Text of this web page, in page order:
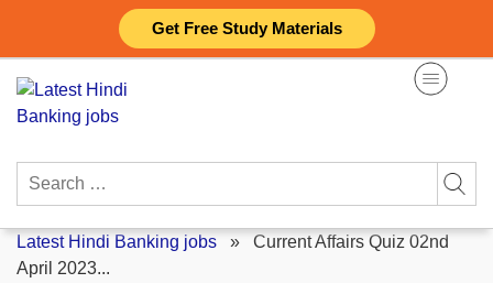
Get Free Study Materials
content
Search
Latest Hindi Banking jobs » Current Affairs Quiz 02nd
April 2023...